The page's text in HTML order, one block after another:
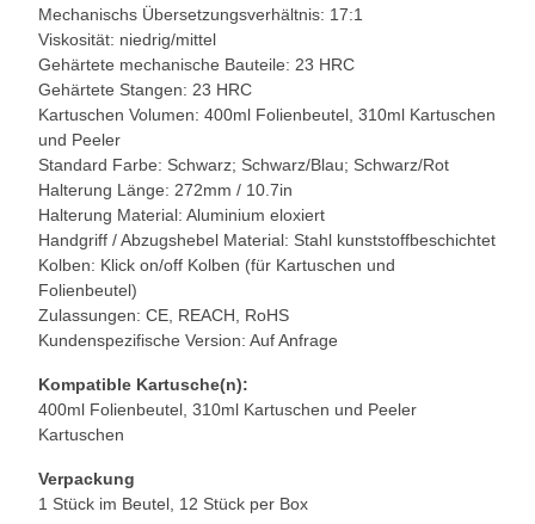
Mechanischs Übersetzungsverhältnis: 17:1
Viskosität: niedrig/mittel
Gehärtete mechanische Bauteile: 23 HRC
Gehärtete Stangen: 23 HRC
Kartuschen Volumen: 400ml Folienbeutel, 310ml Kartuschen
und Peeler
Standard Farbe: Schwarz; Schwarz/Blau; Schwarz/Rot
Halterung Länge: 272mm / 10.7in
Halterung Material: Aluminium eloxiert
Handgriff / Abzugshebel Material: Stahl kunststoffbeschichtet
Kolben: Klick on/off Kolben (für Kartuschen und
Folienbeutel)
Zulassungen: CE, REACH, RoHS
Kundenspezifische Version: Auf Anfrage
Kompatible Kartusche(n):
400ml Folienbeutel, 310ml Kartuschen und Peeler
Kartuschen
Verpackung
1 Stück im Beutel, 12 Stück per Box